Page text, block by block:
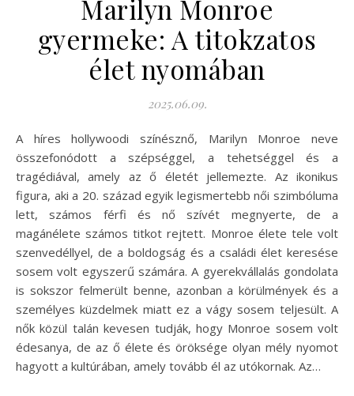
Marilyn Monroe
gyermeke: A titokzatos
élet nyomában
2025.06.09.
A híres hollywoodi színésznő, Marilyn Monroe neve
összefonódott a szépséggel, a tehetséggel és a
tragédiával, amely az ő életét jellemezte. Az ikonikus
figura, aki a 20. század egyik legismertebb női szimbóluma
lett, számos férfi és nő szívét megnyerte, de a
magánélete számos titkot rejtett. Monroe élete tele volt
szenvedéllyel, de a boldogság és a családi élet keresése
sosem volt egyszerű számára. A gyerekvállalás gondolata
is sokszor felmerült benne, azonban a körülmények és a
személyes küzdelmek miatt ez a vágy sosem teljesült. A
nők közül talán kevesen tudják, hogy Monroe sosem volt
édesanya, de az ő élete és öröksége olyan mély nyomot
hagyott a kultúrában, amely tovább él az utókornak. Az…